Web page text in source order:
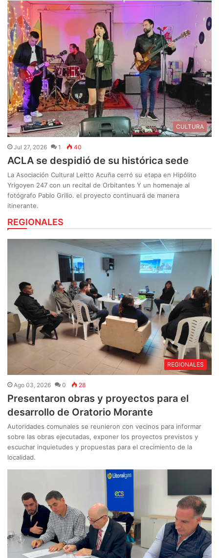
CULTURA
Jul 27, 2026 1 40
ACLA se despidió de su histórica sede
La Asociación Cultural Leitto Acuña cerró su etapa en Hipólito
Yrigoyen 247 con un recital de Orbitantes Y un homenaje al
fotógrafo Pablo Grillo. el proyecto continuará de manera
itinerante.
REGIONALES
REGIONALES
Ago 03, 2026 0 28
Presentaron obras y proyectos para el
desarrollo de Oratorio Morante
Autoridades comunales se reunieron con vecinos para informar
sobre las obras ejecutadas, exponer los proyectos previstos y
escuchar inquietudes y propuestas para el crecimiento de la
localidad.